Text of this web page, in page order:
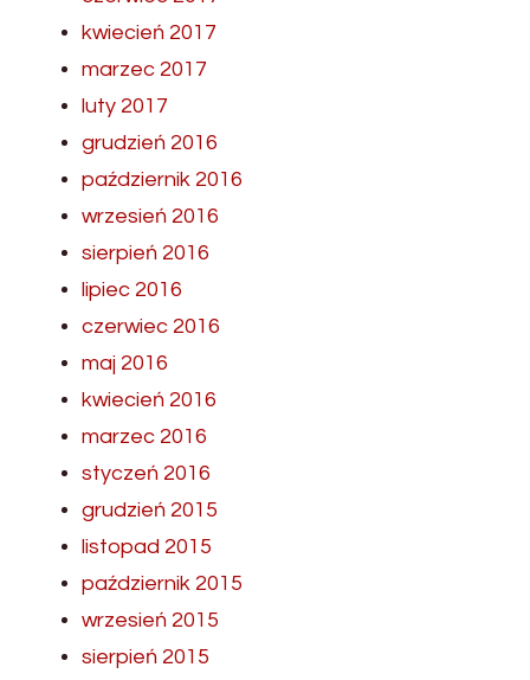
kwiecień 2017
marzec 2017
luty 2017
grudzień 2016
październik 2016
wrzesień 2016
sierpień 2016
lipiec 2016
czerwiec 2016
maj 2016
kwiecień 2016
marzec 2016
styczeń 2016
grudzień 2015
listopad 2015
październik 2015
wrzesień 2015
sierpień 2015